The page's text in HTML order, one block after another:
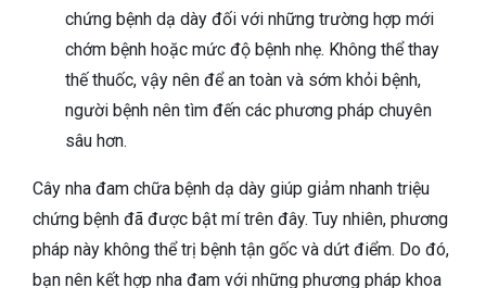
chứng bệnh dạ dày đối với những trường hợp mới
chớm bệnh hoặc mức độ bệnh nhẹ. Không thể thay
thế thuốc, vậy nên để an toàn và sớm khỏi bệnh,
người bệnh nên tìm đến các phương pháp chuyên
sâu hơn.
Cây nha đam chữa bệnh dạ dày giúp giảm nhanh triệu
chứng bệnh đã được bật mí trên đây. Tuy nhiên, phương
pháp này không thể trị bệnh tận gốc và dứt điểm. Do đó,
bạn nên kết hợp nha đam với những phương pháp khoa